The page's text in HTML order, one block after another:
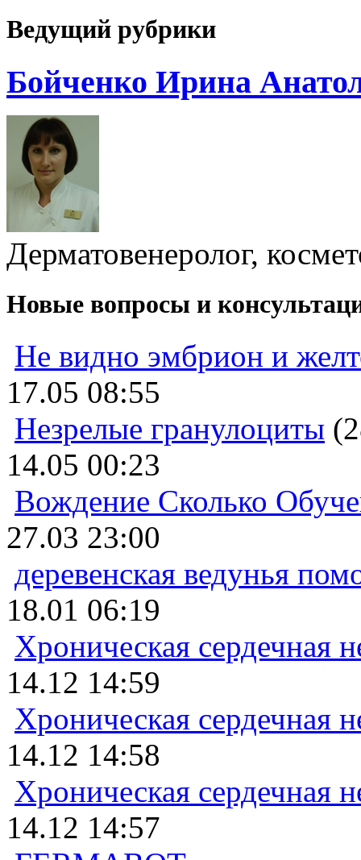
Ведущий рубрики
Бойченко Ирина
Дерматовенеролог,
Новые вопросы и
Не видно эмбрион и
17.05 08:55
Незрелые гранулоциты
14.05 00:23
Вождение Сколько
27.03 23:00
деревенская ведунья
18.01 06:19
Хроническая сердечная
14.12 14:59
Хроническая сердечная
14.12 14:58
Хроническая сердечная
14.12 14:57